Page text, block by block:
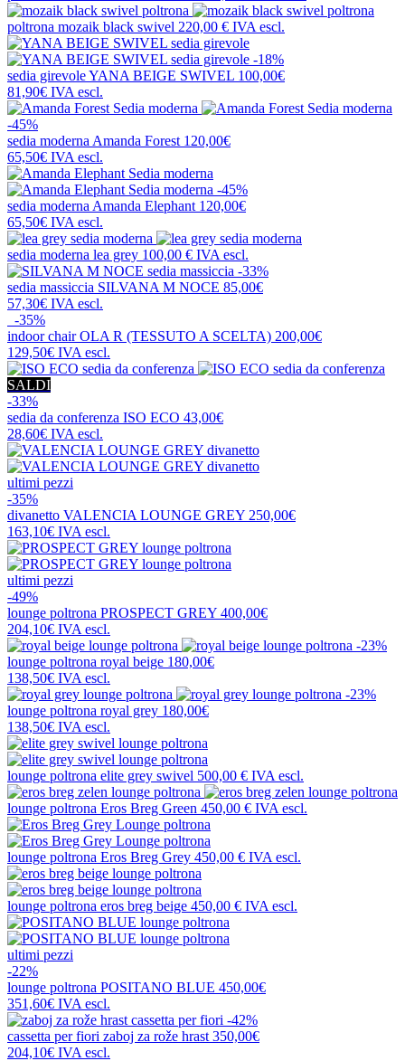
poltrona mozaik black swivel 220,00 € IVA escl.
-18%
sedia girevoleYANA BEIGE SWIVEL 100,00€
81,90€ IVA escl.
-45%
sedia moderna Amanda Forest 120,00€
65,50€ IVA escl.
-45%
sedia moderna Amanda Elephant 120,00€
65,50€ IVA escl.
sedia moderna lea grey 100,00 € IVA escl.
-33%
sedia massiccia SILVANA M NOCE 85,00€
57,30€ IVA escl.
-35%
indoor chairOLA R (TESSUTO A SCELTA) 200,00€
129,50€ IVA escl.
SALDI
-33%
sedia da conferenza ISO ECO 43,00€
28,60€ IVA escl.
ultimi pezzi
-35%
divanetto VALENCIA LOUNGE GREY 250,00€
163,10€ IVA escl.
ultimi pezzi
-49%
lounge poltrona PROSPECT GREY 400,00€
204,10€ IVA escl.
-23%
lounge poltrona royal beige 180,00€
138,50€ IVA escl.
-23%
lounge poltrona royal grey 180,00€
138,50€ IVA escl.
lounge poltrona elite grey swivel 500,00 € IVA escl.
lounge poltrona Eros Breg Green 450,00 € IVA escl.
lounge poltrona Eros Breg Grey 450,00 € IVA escl.
lounge poltrona eros breg beige 450,00 € IVA escl.
ultimi pezzi
-22%
lounge poltrona POSITANO BLUE 450,00€
351,60€ IVA escl.
-42%
cassetta per fiori zaboj za rože hrast 350,00€
204,10€ IVA escl.